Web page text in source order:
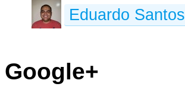
Eduardo Santos
Google+